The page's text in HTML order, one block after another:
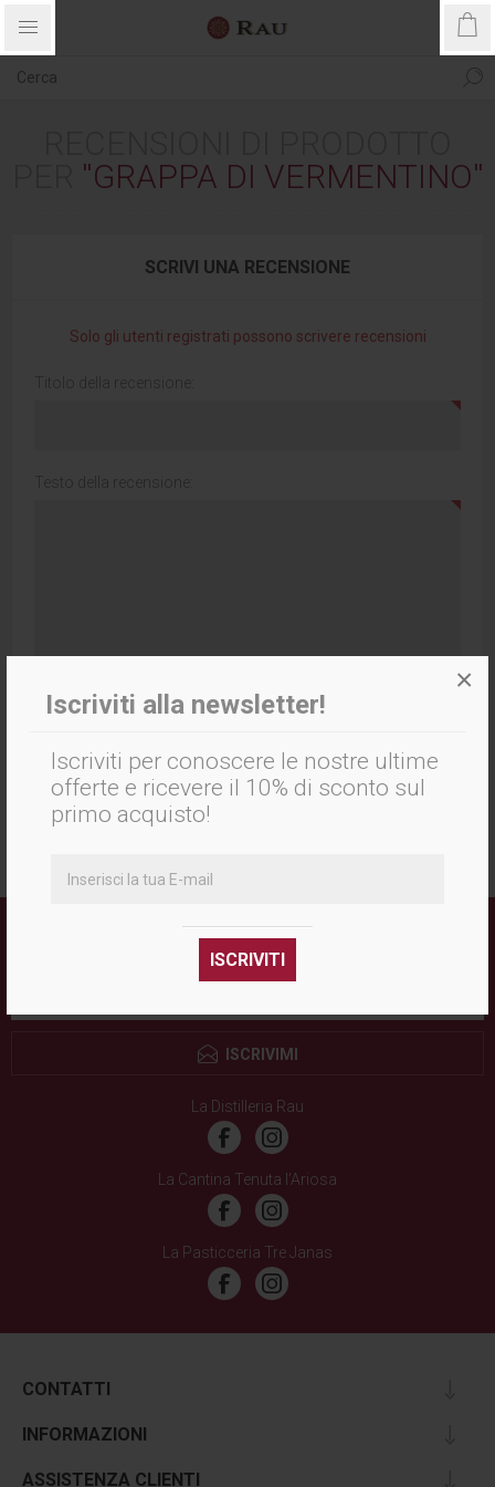
Iscriviti alla newsletter!
Iscriviti per conoscere le nostre ultime
offerte e ricevere il 10% di sconto sul
primo acquisto!
×
GRAPPA DI VERMENTINO
SCRIVI UNA RECENSIONE
Solo gli utenti registrati possono scrivere recensioni
Titolo della recensione:
Testo della recensione:
Valutazione:
INVIA RECENSIONE
RICEVI LA NEWSLETTER
ISCRIVIMI
La Distilleria Rau
La Cantina Tenuta l’Ariosa
La Pasticceria Tre Janas
CONTATTI
INFORMAZIONI
ASSISTENZA CLIENTI